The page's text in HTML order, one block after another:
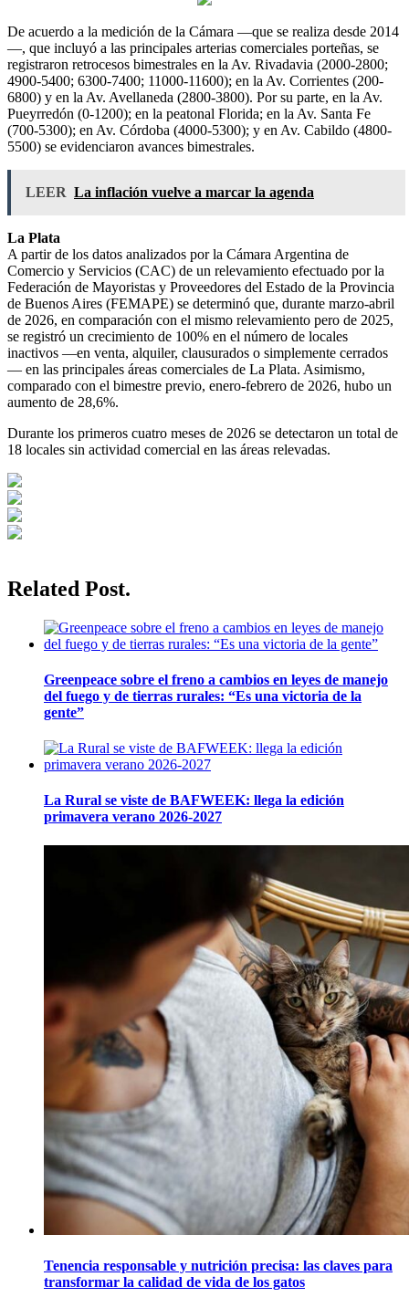
De acuerdo a la medición de la Cámara —que se realiza desde 2014
—, que incluyó a las principales arterias comerciales porteñas, se
registraron retrocesos bimestrales en la Av. Rivadavia (2000-2800;
4900-5400; 6300-7400; 11000-11600); en la Av. Corrientes (200-
6800) y en la Av. Avellaneda (2800-3800). Por su parte, en la Av.
Pueyrredón (0-1200); en la peatonal Florida; en la Av. Santa Fe
(700-5300); en Av. Córdoba (4000-5300); y en Av. Cabildo (4800-
5500) se evidenciaron avances bimestrales.
LEER La inflación vuelve a marcar la agenda
La Plata
A partir de los datos analizados por la Cámara Argentina de
Comercio y Servicios (CAC) de un relevamiento efectuado por la
Federación de Mayoristas y Proveedores del Estado de la Provincia
de Buenos Aires (FEMAPE) se determinó que, durante marzo-abril
de 2026, en comparación con el mismo relevamiento pero de 2025,
se registró un crecimiento de 100% en el número de locales
inactivos —en venta, alquiler, clausurados o simplemente cerrados
— en las principales áreas comerciales de La Plata. Asimismo,
comparado con el bimestre previo, enero-febrero de 2026, hubo un
aumento de 28,6%.
Durante los primeros cuatro meses de 2026 se detectaron un total de
18 locales sin actividad comercial en las áreas relevadas.
Related Post.
Greenpeace sobre el freno a cambios en leyes de manejo
del fuego y de tierras rurales: “Es una victoria de la
gente”
La Rural se viste de BAFWEEK: llega la edición
primavera verano 2026-2027
Tenencia responsable y nutrición precisa: las claves para
transformar la calidad de vida de los gatos